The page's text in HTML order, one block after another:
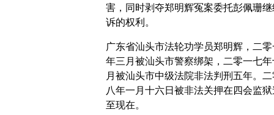
害，同时剥夺郑明辉冤案委托彭佩珊继
诉的权利。
广东省汕头市法轮功学员郑明辉，二
年三月被汕头市警察绑架，二零一七年
月被汕头市中级法院非法判刑五年。
八年一月十六日被非法关押在四会监
至现在。